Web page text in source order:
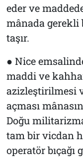
eder ve
mânada gerekli
taşır.
● Nice
maddi ve
azizleştirilmesi
açması
Doğu
tam bir vicdan
operatör